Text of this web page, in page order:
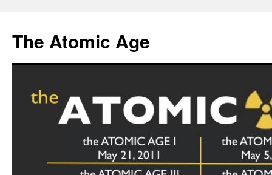
content
The Atomic Age